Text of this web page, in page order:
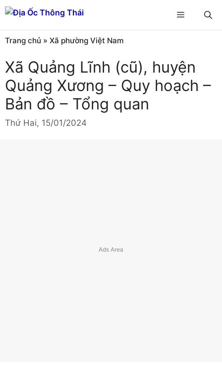
Chuyển
đến
nội
dung
Menu
Trang chủ » Xã phường Việt Nam
Xã Quảng Lĩnh (cũ), huyện
Quảng Xương – Quy hoạch –
Bản đồ – Tổng quan
Thứ Hai, 15/01/2024